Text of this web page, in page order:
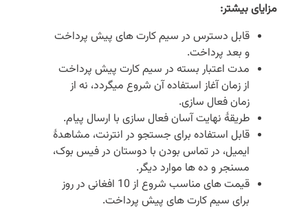
مزایای بیشتر:
قابل دسترس در سیم کارت های پیش پرداخت
و بعد پرداخت.
مدت اعتبار بسته در سیم کارت پیش پرداخت
از زمان آغاز استفاده آن شروع میگردد، نه از
زمان فعال سازی.
طریقۀ نهایت آسان فعال سازی با ارسال پیام.
قابل استفاده برای جستجو در انترنت، مشاهدۀ
ایمیل، در تماس بودن با دوستان در فیس بوک،
مسنجر و ده ها موارد دیگر.
قیمت های مناسب شروع از 10 افغانی در روز
برای سیم کارت های پیش پرداخت.